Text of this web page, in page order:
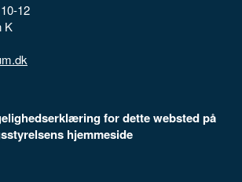
12
K
for dette websted på
hjemmeside